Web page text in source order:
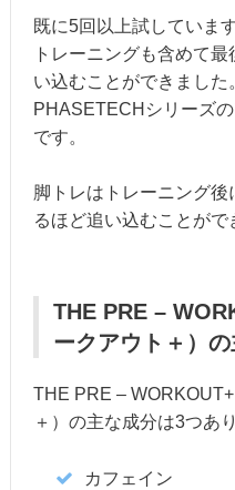
既に5回以上試していま
トレーニングも含めて
い込むことができました
PHASETECHシリーズ
です。
脚トレはトレーニング
るほど追い込むことがで
THE PRE –
ークアウト＋）
THE PRE –
＋）の主な成分は3つあ
カフェイン